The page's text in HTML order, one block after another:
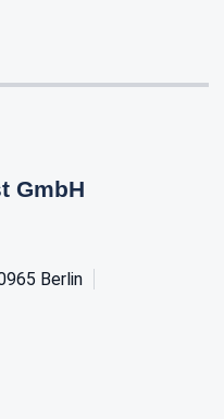
GmbH
Berlin